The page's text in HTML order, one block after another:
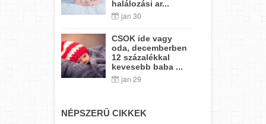
halálozási ar...
jan 30
CSOK ide vagy
oda, decemberben
12 százalékkal
kevesebb baba ...
jan 29
NÉPSZERŰ CIKKEK